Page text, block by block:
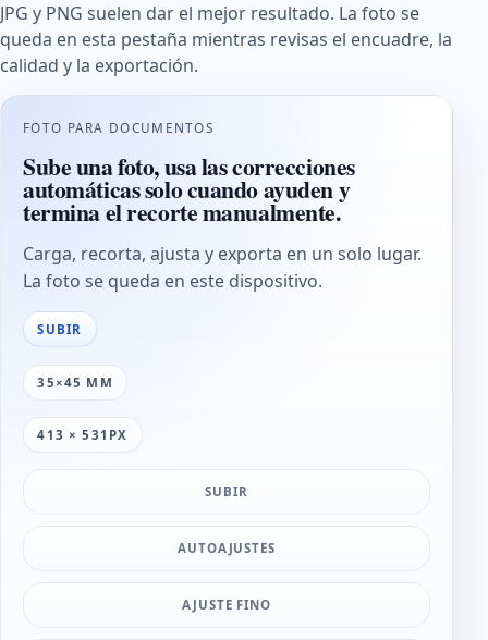
JPG y PNG suelen dar el mejor resultado. La foto se
queda en esta pestaña mientras revisas el encuadre, la
calidad y la exportación.
FOTO PARA DOCUMENTOS
Sube una foto, usa las correcciones
automáticas solo cuando ayuden y
termina el recorte manualmente.
Carga, recorta, ajusta y exporta en un solo lugar.
La foto se queda en este dispositivo.
SUBIR
35×45 MM
413 × 531PX
SUBIR
AUTOAJUSTES
AJUSTE FINO